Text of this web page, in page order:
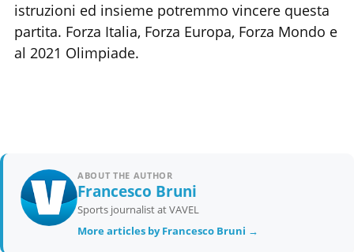
istruzioni ed insieme potremmo vincere questa
partita. Forza Italia, Forza Europa, Forza Mondo e
al 2021 Olimpiade.
ABOUT THE AUTHOR
Francesco Bruni
Sports journalist at VAVEL
More articles by Francesco Bruni →